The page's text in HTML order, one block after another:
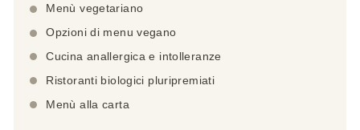
Menù vegetariano
Opzioni di menu vegano
Cucina anallergica e intolleranze
Ristoranti biologici pluripremiati
Menù alla carta